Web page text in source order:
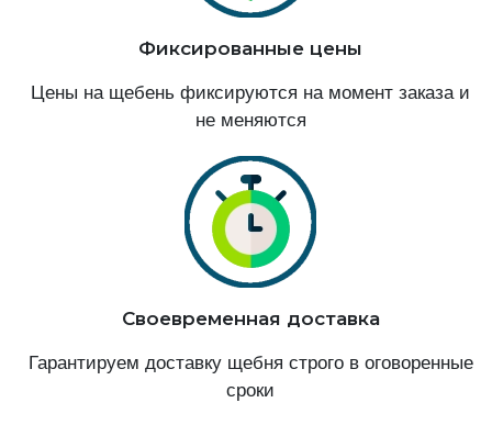
Фиксированные цены
Цены на щебень фиксируются на момент заказа и
не меняются
Своевременная доставка
Гарантируем доставку щебня строго в оговоренные
сроки